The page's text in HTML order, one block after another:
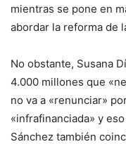
mientras se pone en
abordar la reforma de
No obstante, Susana
4.000 millones que
no va a «renunciar»
«infrafinanciada» y
Sánchez también